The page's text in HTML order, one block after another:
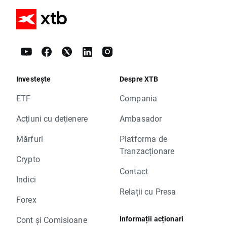
Investește
ETF
Acțiuni cu dețienere
Mărfuri
Crypto
Indici
Forex
Cont și Comisioane
Despre XTB
Compania
Ambasador
Platforma de
Tranzacționare
Contact
Relații cu Presa
Informații acționari